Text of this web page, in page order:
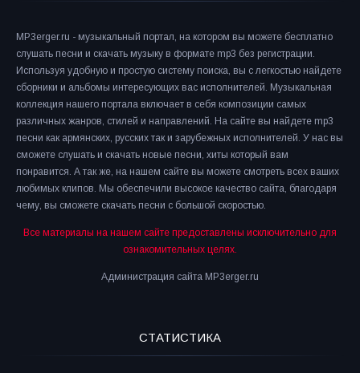
MP3erger.ru - музыкальный портал, на котором вы можете бесплатно
слушать песни и скачать музыку в формате mp3 без регистрации.
Используя удобную и простую систему поиска, вы с легкостью найдете
сборники и альбомы интересующих вас исполнителей. Музыкальная
коллекция нашего портала включает в себя композиции самых
различных жанров, стилей и направлений. На сайте вы найдете mp3
песни как армянских, русских так и зарубежных исполнителей. У нас вы
сможете слушать и скачать новые песни, хиты который вам
понравится. А так же, на нашем сайте вы можете смотреть всех ваших
любимых клипов. Мы обеспечили высокое качество сайта, благодаря
чему, вы сможете скачать песни с большой скоростью.
Все материалы на нашем сайте предоставлены исключительно для
ознакомительных целях.
Администрация сайта MP3erger.ru
СТАТИСТИКА